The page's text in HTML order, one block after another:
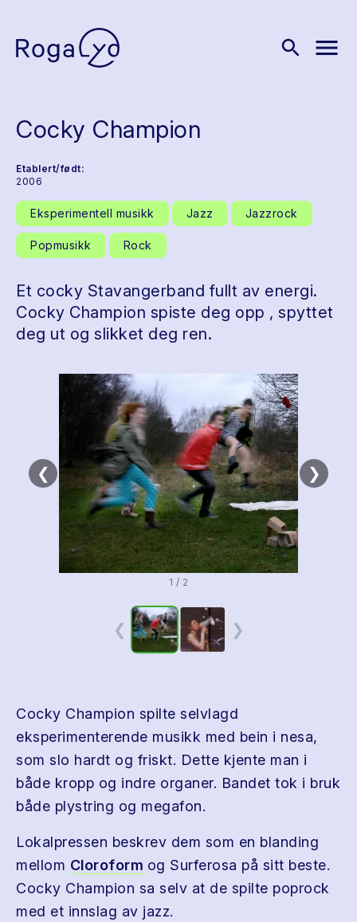
search menu
Cocky Champion
Etablert/født:
2006
Eksperimentell musikk Jazz Jazzrock
Popmusikk Rock
Et cocky Stavangerband fullt av energi.
Cocky Champion spiste deg opp , spyttet
deg ut og slikket deg ren.
❮ ❯
1 / 2
❮ ❯
Cocky Champion spilte selvlagd
eksperimenterende musikk med bein i nesa,
som slo hardt og friskt. Dette kjente man i
både kropp og indre organer. Bandet tok i bruk
både plystring og megafon.
Lokalpressen beskrev dem som en blanding
mellom Cloroform og Surferosa på sitt beste.
Cocky Champion sa selv at de spilte poprock
med et innslag av jazz.